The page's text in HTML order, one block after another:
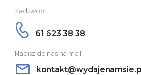
Zadzwoń:
61 623 38 38
Napisz do nas na mail: